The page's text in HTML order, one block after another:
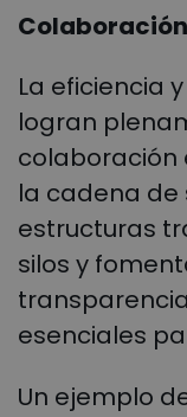
La eficiencia
logran
colaboración
la cadena de
estructuras
silos y
esenciales
Un ejemplo